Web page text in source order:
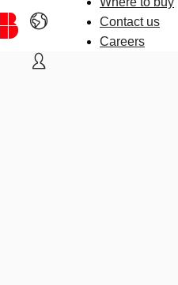
Contact us
Careers